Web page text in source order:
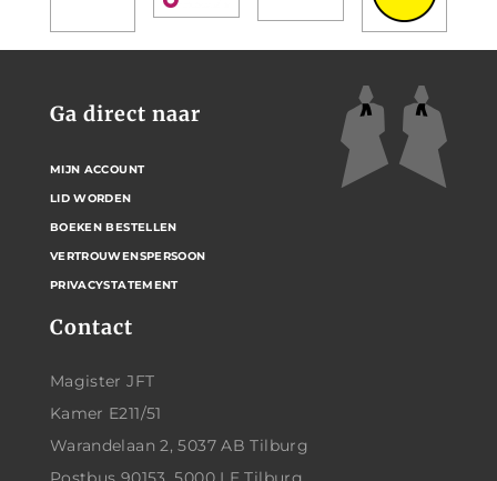
Contact
Magister JFT
Kamer E211/51
Warandelaan 2, 5037 AB Tilburg
Ga direct naar
MIJN ACCOUNT
LID WORDEN
BOEKEN BESTELLEN
VERTROUWENSPERSOON
PRIVACYSTATEMENT